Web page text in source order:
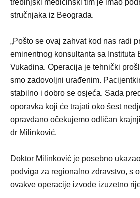
trebinjski medicinski tim je imao
stručnjaka iz Beograda.
„Pošto se ovaj zahvat kod nas radi
eminentnog konsultanta sa Instituta
Vukadina. Operacija je tehnički
smo zadovoljni urađenim.
stabilno i dobro se osjeća. Sada
oporavka koji će trajati oko šest
opravdano očekujemo odličan
dr Milinković.
Doktor Milinković je posebno
podviga za regionalno zdravstvo, s
ovakve operacije izvode izuzetno